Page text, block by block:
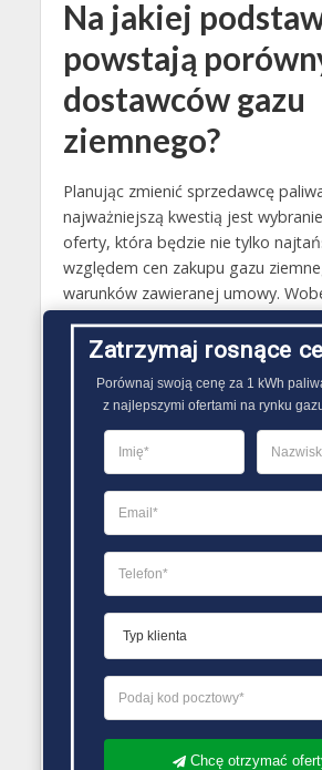
Na jakiej
powstają
dostawców gazu
ziemnego?
Planując zmienić sprzedawcę
najważniejszą kwestią jest
oferty, która będzie nie tylko
względem cen zakupu gazu
warunków zawieranej umowy.
w takiej sytuacji skorzystać z
dostawców gazu ziemnego. Tego
tworzone są na bazie danych
innymi: kosztem paliwa gazowego,
paliwa gazowego, dodatkowych
realizowanych w ramach
PORÓWNYWARKA OFERT GAZU
Zatrzymaj rosnące
Porównaj swoją cenę za 1 kWh
z najlepszymi ofertami na rynku
Chcę otrzymać